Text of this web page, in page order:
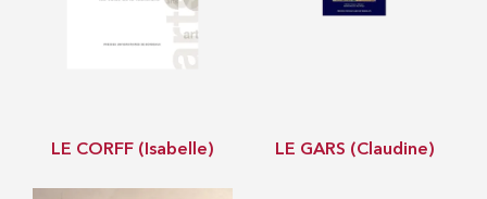
LE CORFF (Isabelle) LE GARS (Claudine)